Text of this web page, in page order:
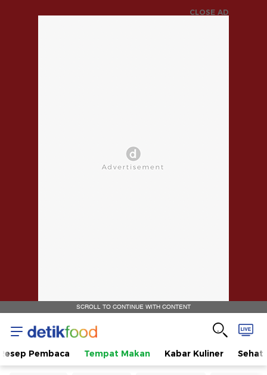
CLOSE AD
SCROLL TO CONTINUE WITH CONTENT
Pembaca Tempat Makan Kabar Kuliner Sehat